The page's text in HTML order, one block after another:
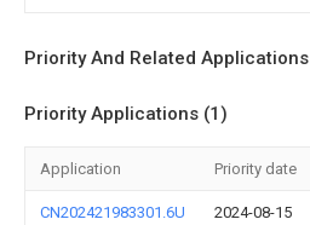
Priority And Related Applications
Priority Applications (1)
Application Priority date
CN202421983301.6U 2024-08-15